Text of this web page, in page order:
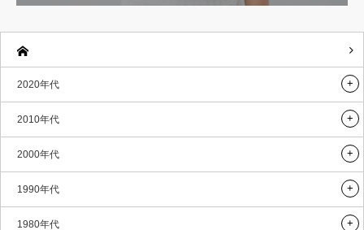
2020年代
2010年代
2000年代
1990年代
1980年代